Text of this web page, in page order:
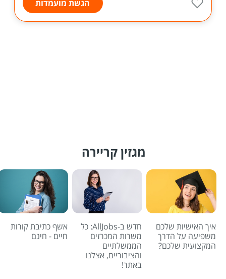
הגשת מועמדות
מגזין קריירה
איך האישיות שלכם
משפיעה על הדרך
המקצועית שלכם?
חדש ב-AllJobs: כל
משרות המכרזים
הממשלתיים
והציבוריים, אצלנו
באתר!
אשף כתיבת קורות
חיים - חינם